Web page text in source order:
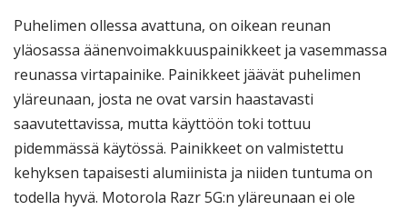
Puhelimen ollessa avattuna, on oikean reunan
yläosassa äänenvoimakkuuspainikkeet ja vasemmassa
reunassa virtapainike. Painikkeet jäävät puhelimen
yläreunaan, josta ne ovat varsin haastavasti
saavutettavissa, mutta käyttöön toki tottuu
pidemmässä käytössä. Painikkeet on valmistettu
kehyksen tapaisesti alumiinista ja niiden tuntuma on
todella hyvä. Motorola Razr 5G:n yläreunaan ei ole